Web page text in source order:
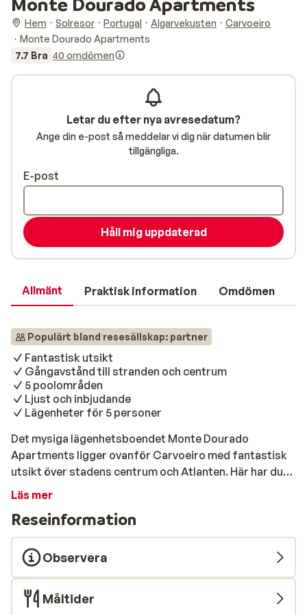
Hem Solresor Portugal Algarvekusten
Carvoeiro
Monte Dourado Apartments
7.7 Bra 40 omdömen
Allmänt Praktisk information Omdömen
Populärt bland resesällskap: partner
Fantastisk utsikt
Gångavstånd till stranden och centrum
5 poolområden
Ljust och inbjudande
Lägenheter för 5 personer
Det mysiga lägenhetsboendet Monte Dourado
Apartments ligger ovanför Carvoeiro med fantastisk
utsikt över stadens centrum och Atlanten. Här har du
både centrum med många barer och restauranger,
Lägenheterna ligger fördelade i små vitkalkade
byggnader, som är sammanlänkade med
kullerstensvägar och små trädgårdar. Alla lägenheter
är fint och modernt inredda med flera bekvämligheter
och rymmer upp till sex personer. Från din balkong kan
du njuta av fantastisk utsikt om du väljer att boka ett
Läs mer
Reseinformation
Observera
Måltider
Letar du efter nya avresedatum?
Ange din e-post så meddelar vi dig när datumen blir
tillgängliga.
E-post
Håll mig uppdaterad